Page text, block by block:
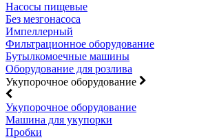
Насосы пищевые
Без мезгонасоса
Импеллерный
Фильтрационное оборудование
Бутылкомоечные машины
Оборудование для розлива
Укупорочное оборудование
Укупорочное оборудование
Машина для укупорки
Пробки